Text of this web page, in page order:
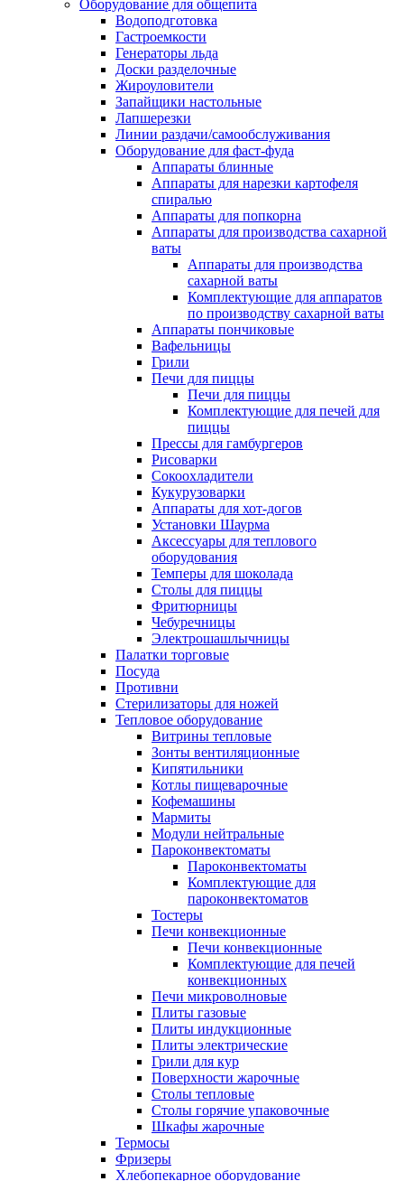
Оборудование для общепита
Водоподготовка
Гастроемкости
Генераторы льда
Доски разделочные
Жироуловители
Запайщики настольные
Лапшерезки
Линии раздачи/самообслуживания
Оборудование для фаст-фуда
Аппараты блинные
Аппараты для нарезки картофеля
спиралью
Аппараты для попкорна
Аппараты для производства сахарной
ваты
Аппараты для производства
сахарной ваты
Комплектующие для аппаратов
по производству сахарной ваты
Аппараты пончиковые
Вафельницы
Грили
Печи для пиццы
Печи для пиццы
Комплектующие для печей для
пиццы
Прессы для гамбургеров
Рисоварки
Сокоохладители
Кукурузоварки
Аппараты для хот-догов
Установки Шаурма
Аксессуары для теплового
оборудования
Темперы для шоколада
Столы для пиццы
Фритюрницы
Чебуречницы
Электрошашлычницы
Палатки торговые
Посуда
Противни
Стерилизаторы для ножей
Тепловое оборудование
Витрины тепловые
Зонты вентиляционные
Кипятильники
Котлы пищеварочные
Кофемашины
Мармиты
Модули нейтральные
Пароконвектоматы
Пароконвектоматы
Комплектующие для
пароконвектоматов
Тостеры
Печи конвекционные
Печи конвекционные
Комплектующие для печей
конвекционных
Печи микроволновые
Плиты газовые
Плиты индукционные
Плиты электрические
Грили для кур
Поверхности жарочные
Столы тепловые
Столы горячие упаковочные
Шкафы жарочные
Термосы
Фризеры
Хлебопекарное оборудование